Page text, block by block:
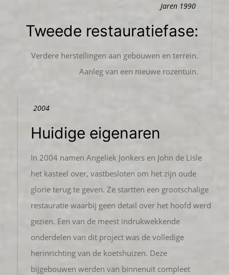
Jaren 1990
Tweede restauratiefase:
Verdere herstellingen aan gebouwen en terrein.
Aanleg van een nieuwe rozentuin.
2004
Huidige eigenaren
In 2004 namen Angeliek Jonkers en John de Lisle
het kasteel over, vastbesloten om het zijn oude
glorie terug te geven. Ze startten een grootschalige
restauratie waarbij geen detail over het hoofd werd
gezien. Een van de meest indrukwekkende
onderdelen van dit project was de volledige
herinrichting van de koetshuizen. Deze
bijgebouwen werden van binnenuit compleet